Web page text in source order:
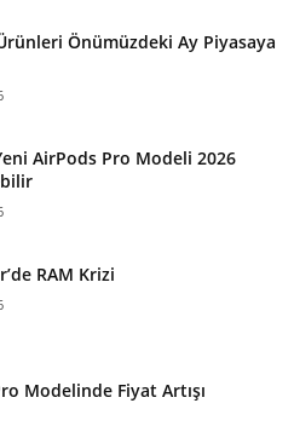
Önümüzdeki Ay Piyasaya
AirPods Pro Modeli 2026
RAM Krizi
Modelinde Fiyat Artışı